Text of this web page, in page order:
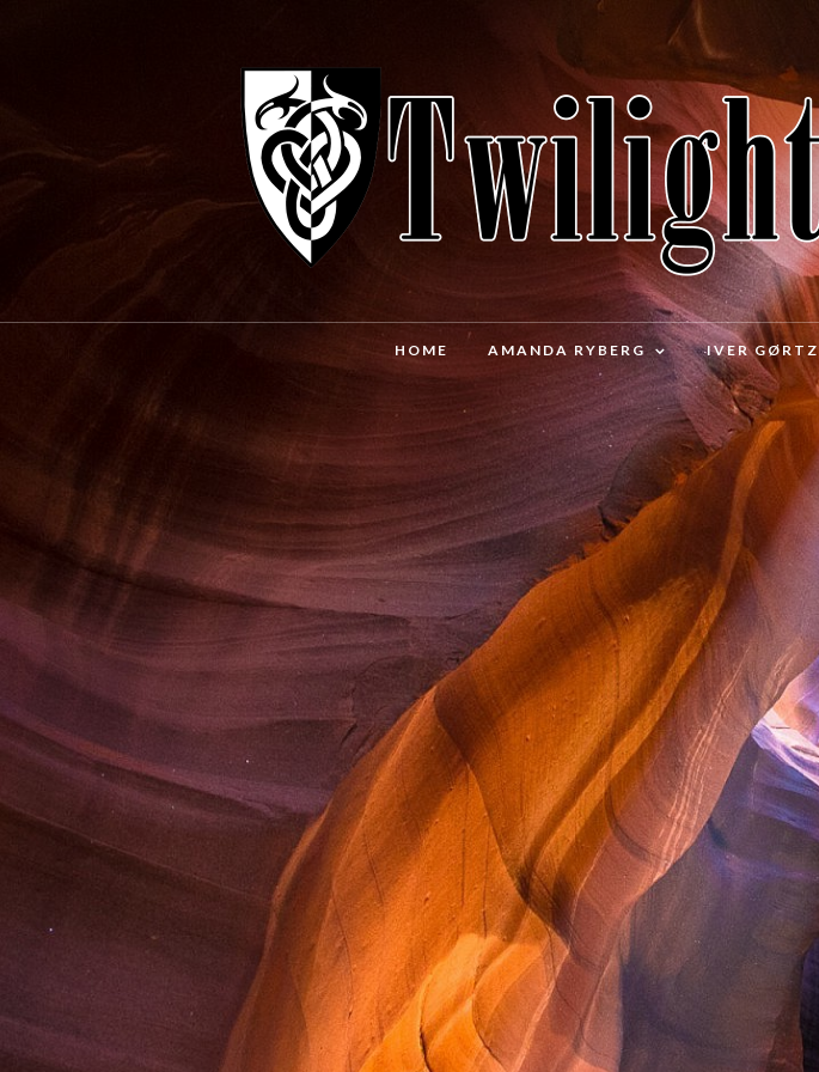
HOME AMANDA RYBERG IVER GØRTZ